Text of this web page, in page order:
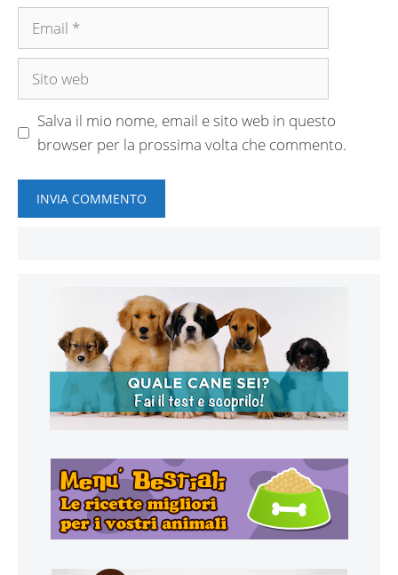
Email
Sito
Salva il mio nome, email e sito web in questo
browser per la prossima volta che commento.